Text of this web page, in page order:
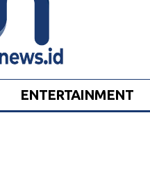
ENTERTAINMENT